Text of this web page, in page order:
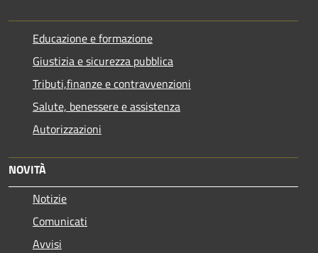
Educazione e formazione
Giustizia e sicurezza pubblica
Tributi,finanze e contravvenzioni
Salute, benessere e assistenza
Autorizzazioni
NOVITÀ
Notizie
Comunicati
Avvisi